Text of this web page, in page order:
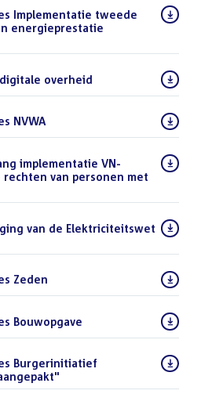
Implementatie tweede
energieprestatie
overheid
NVWA()
implementatie VN-
rechten van personen met
van de Elektriciteitswet
Zeden
Bouwopgave
Burgerinitiatief